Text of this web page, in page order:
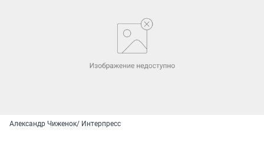
Александр Чиженок/ Интерпресс